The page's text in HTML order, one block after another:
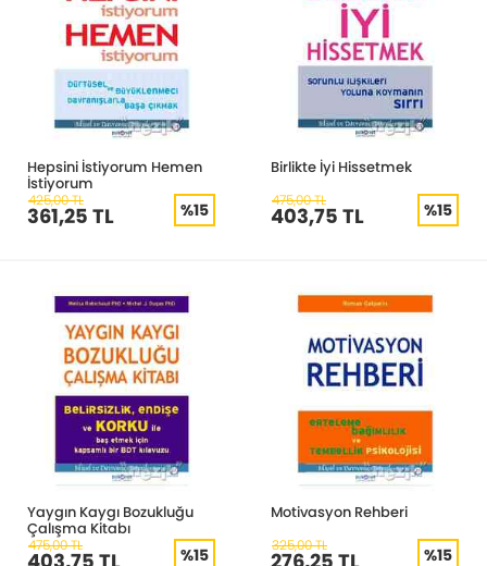
Hepsini İstiyorum Hemen
İstiyorum
425,00 TL
361,25 TL %15
Birlikte İyi Hissetmek
475,00 TL
403,75 TL %15
Yaygın Kaygı Bozukluğu
Çalışma Kitabı
475,00 TL %15
Motivasyon Rehberi
325,00 TL %15